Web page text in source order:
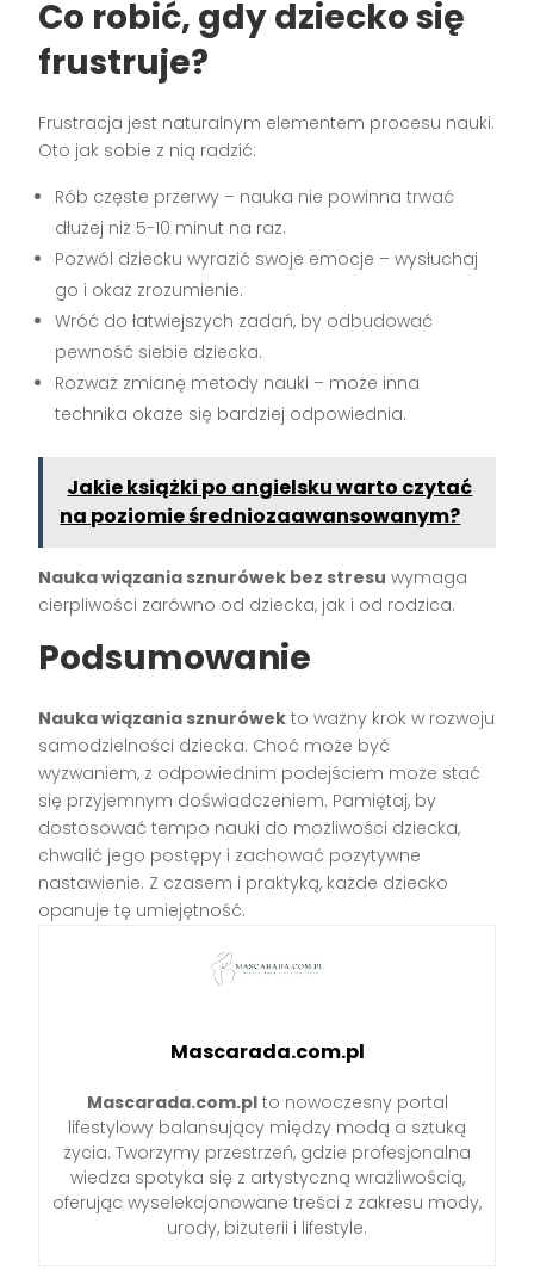
Co robić, gdy dziecko się
frustruje?
Frustracja jest naturalnym elementem procesu nauki.
Oto jak sobie z nią radzić:
Rób częste przerwy – nauka nie powinna trwać
dłużej niż 5-10 minut na raz.
Pozwól dziecku wyrazić swoje emocje – wysłuchaj
go i okaż zrozumienie.
Wróć do łatwiejszych zadań, by odbudować
pewność siebie dziecka.
Rozważ zmianę metody nauki – może inna
technika okaże się bardziej odpowiednia.
Jakie książki po angielsku warto czytać
na poziomie średniozaawansowanym?
Nauka wiązania sznurówek bez stresu wymaga
cierpliwości zarówno od dziecka, jak i od rodzica.
Podsumowanie
Nauka wiązania sznurówek to ważny krok w rozwoju
samodzielności dziecka. Choć może być
wyzwaniem, z odpowiednim podejściem może stać
się przyjemnym doświadczeniem. Pamiętaj, by
dostosować tempo nauki do możliwości dziecka,
chwalić jego postępy i zachować pozytywne
nastawienie. Z czasem i praktyką, każde dziecko
opanuje tę umiejętność.
Mascarada.com.pl
Mascarada.com.plto nowoczesny portal
lifestylowy balansujący między modą a sztuką
życia. Tworzymy przestrzeń, gdzie profesjonalna
wiedza spotyka się z artystyczną wrażliwością,
oferując wyselekcjonowane treści z zakresu mody,
urody, biżuterii i lifestyle.